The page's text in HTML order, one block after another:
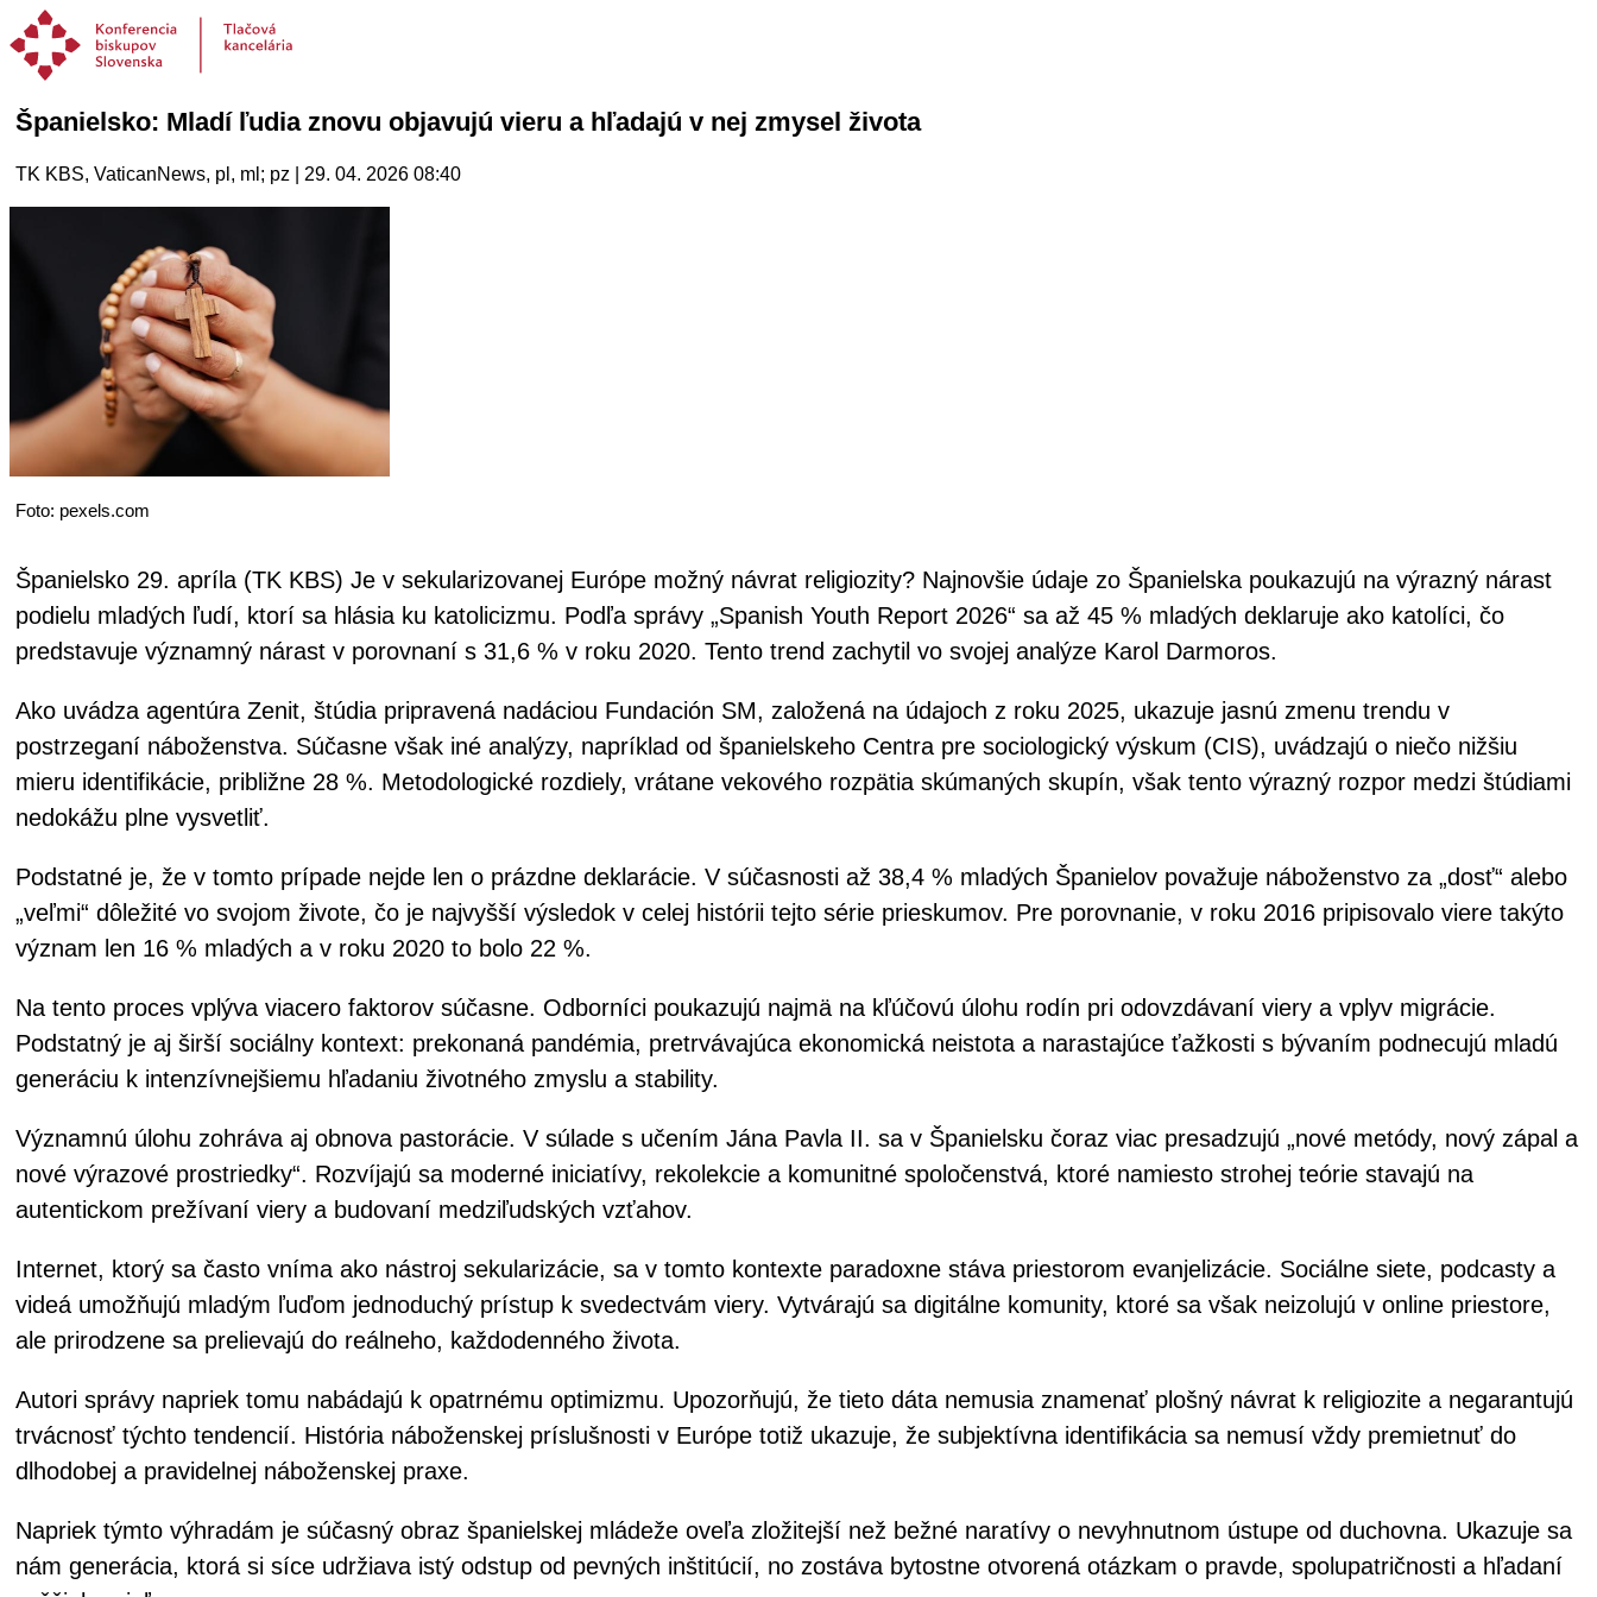
Španielsko: Mladí ľudia znovu objavujú vieru a hľadajú v nej zmysel života
TK KBS, VaticanNews, pl, ml; pz | 29. 04. 2026 08:40
Foto: pexels.com
Španielsko 29. apríla (TK KBS) Je v sekularizovanej Európe možný návrat religiozity? Najnovšie údaje zo Španielska poukazujú na výrazný nárast
podielu mladých ľudí, ktorí sa hlásia ku katolicizmu. Podľa správy „Spanish Youth Report 2026“ sa až 45 % mladých deklaruje ako katolíci, čo
predstavuje významný nárast v porovnaní s 31,6 % v roku 2020. Tento trend zachytil vo svojej analýze Karol Darmoros.
Ako uvádza agentúra Zenit, štúdia pripravená nadáciou Fundación SM, založená na údajoch z roku 2025, ukazuje jasnú zmenu trendu v
postrzeganí náboženstva. Súčasne však iné analýzy, napríklad od španielskeho Centra pre sociologický výskum (CIS), uvádzajú o niečo nižšiu
mieru identifikácie, približne 28 %. Metodologické rozdiely, vrátane vekového rozpätia skúmaných skupín, však tento výrazný rozpor medzi štúdiami
nedokážu plne vysvetliť.
Podstatné je, že v tomto prípade nejde len o prázdne deklarácie. V súčasnosti až 38,4 % mladých Španielov považuje náboženstvo za „dosť“ alebo
„veľmi“ dôležité vo svojom živote, čo je najvyšší výsledok v celej histórii tejto série prieskumov. Pre porovnanie, v roku 2016 pripisovalo viere takýto
význam len 16 % mladých a v roku 2020 to bolo 22 %.
Na tento proces vplýva viacero faktorov súčasne. Odborníci poukazujú najmä na kľúčovú úlohu rodín pri odovzdávaní viery a vplyv migrácie.
Podstatný je aj širší sociálny kontext: prekonaná pandémia, pretrvávajúca ekonomická neistota a narastajúce ťažkosti s bývaním podnecujú mladú
generáciu k intenzívnejšiemu hľadaniu životného zmyslu a stability.
Významnú úlohu zohráva aj obnova pastorácie. V súlade s učením Jána Pavla II. sa v Španielsku čoraz viac presadzujú „nové metódy, nový zápal a
nové výrazové prostriedky“. Rozvíjajú sa moderné iniciatívy, rekolekcie a komunitné spoločenstvá, ktoré namiesto strohej teórie stavajú na
autentickom prežívaní viery a budovaní medziľudských vzťahov.
Internet, ktorý sa často vníma ako nástroj sekularizácie, sa v tomto kontexte paradoxne stáva priestorom evanjelizácie. Sociálne siete, podcasty a
videá umožňujú mladým ľuďom jednoduchý prístup k svedectvám viery. Vytvárajú sa digitálne komunity, ktoré sa však neizolujú v online priestore,
ale prirodzene sa prelievajú do reálneho, každodenného života.
Autori správy napriek tomu nabádajú k opatrnému optimizmu. Upozorňujú, že tieto dáta nemusia znamenať plošný návrat k religiozite a negarantujú
trvácnosť týchto tendencií. História náboženskej príslušnosti v Európe totiž ukazuje, že subjektívna identifikácia sa nemusí vždy premietnuť do
dlhodobej a pravidelnej náboženskej praxe.
Napriek týmto výhradám je súčasný obraz španielskej mládeže oveľa zložitejší než bežné naratívy o nevyhnutnom ústupe od duchovna. Ukazuje sa
nám generácia, ktorá si síce udržiava istý odstup od pevných inštitúcií, no zostáva bytostne otvorená otázkam o pravde, spolupatričnosti a hľadaní